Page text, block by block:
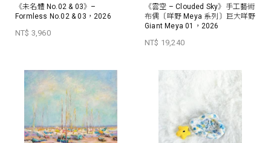
《未名體 No.02 & 03》–
Formless No.02 & 03，2026
NT$ 3,960
《雲空 – Clouded Sky》手工藝術
布偶〔咩野 Meya 系列〕巨大咩野
Giant Meya 01，2026
NT$ 19,240